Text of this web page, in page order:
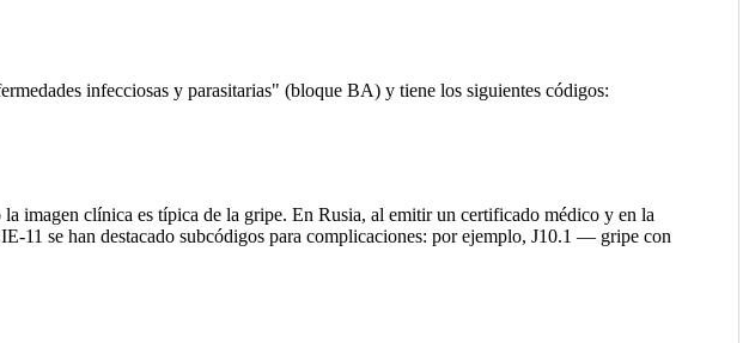
infecciosas y parasitarias" (bloque BA) y tiene los siguientes códigos:
clínica es típica de la gripe. En Rusia, al emitir un certificado médico y en la
se han destacado subcódigos para complicaciones: por ejemplo, J10.1 — gripe con